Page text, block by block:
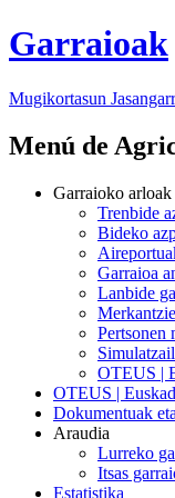
Garraioak
Mugikortasun
Menú de
Garraioko arloak
Trenbide
Bideko
Garraioa
Lanbide
Pertsonen
OTEUS |
OTEUS |
Dokumentuak
Araudia
Lurreko
Itsas
Estatistika